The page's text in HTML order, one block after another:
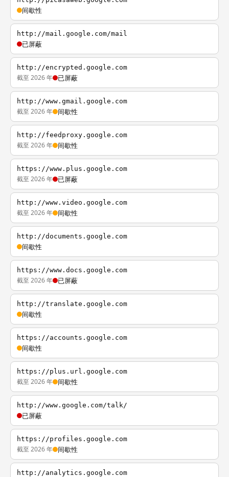
间歇性
http://mail.google.com/mail
已屏蔽
http://encrypted.google.com
截至 2026 年 已屏蔽
http://www.gmail.google.com
截至 2026 年 间歇性
http://feedproxy.google.com
截至 2026 年 间歇性
https://www.plus.google.com
截至 2026 年 已屏蔽
http://www.video.google.com
截至 2026 年 间歇性
http://documents.google.com
间歇性
https://www.docs.google.com
截至 2026 年 已屏蔽
http://translate.google.com
间歇性
https://accounts.google.com
间歇性
https://plus.url.google.com
截至 2026 年 间歇性
http://www.google.com/talk/
已屏蔽
https://profiles.google.com
截至 2026 年 间歇性
http://analytics.google.com